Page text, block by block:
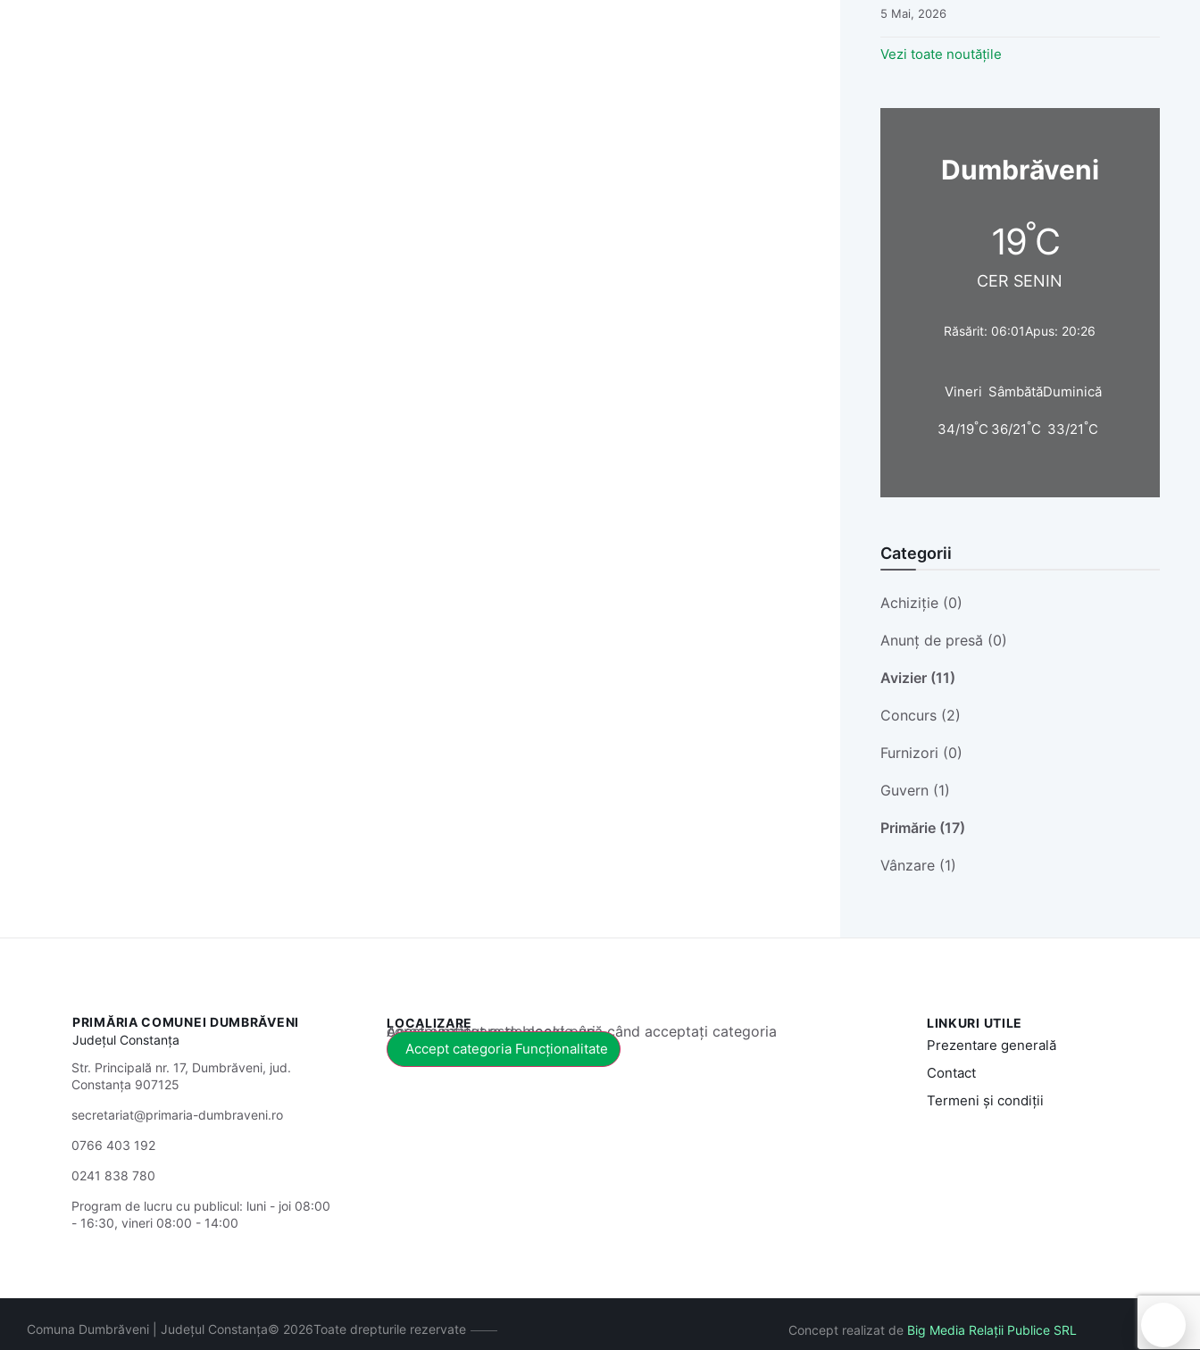
5 Mai, 2026
Vezi toate noutățile
Dumbrăveni
19°C
CER SENIN
Răsărit: 06:01Apus: 20:26
Vineri
34/19°C
Sâmbătă
36/21°C
Duminică
33/21°C
Categorii
Achiziție (0)
Anunț de presă (0)
Avizier (11)
Concurs (2)
Furnizori (0)
Guvern (1)
Primărie (17)
Vânzare (1)
PRIMĂRIA COMUNEI DUMBRĂVENI
JudețulConstanța
Str. Principală nr. 17, Dumbrăveni, jud.
Constanța 907125
secretariat@primaria-dumbraveni.ro
0766 403 192
0241 838 780
Program de lucru cu publicul: luni - joi 08:00
- 16:30, vineri 08:00 - 14:00
LOCALIZARE
Acest conținut este blocat până când acceptați categoria corespunzătoare de cookie-uri.
Accept categoria Funcționalitate
LINKURI UTILE
Prezentare generală
Contact
Termeni și condiții
Comuna Dumbrăveni | Județul Constanța© 2026Toate drepturile rezervate Concept realizat de Big Media Relații Publice SRL